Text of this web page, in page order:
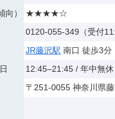
向）
★★★★☆
0120-055-349（受付
JR藤沢駅 南口 徒歩3分
12:45–21:45 / 年中無休
〒251-0055 神奈川県